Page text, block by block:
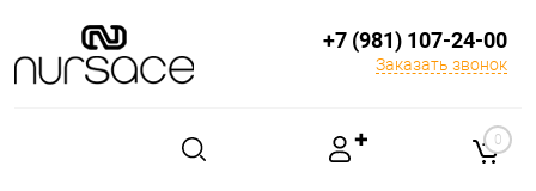
+7 (981) 107-24-00
Заказать звонок
✚ 0